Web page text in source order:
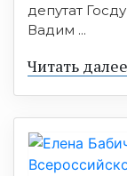
депутат
Вадим ...
Читать далее